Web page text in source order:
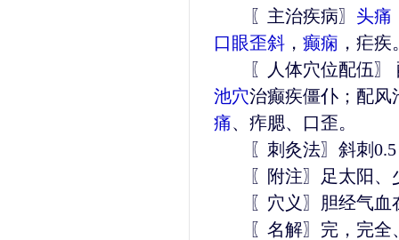
〖主治疾病〗 头痛
口眼歪斜 ， 癫痫 ，疟疾
〖人体穴位配伍〗
池穴治癫疾僵仆；配风
痛、痄腮、口歪。
〖刺灸法〗斜刺0.5
〖附注〗足太阳、
〖穴义〗胆经气血
〖名解〗完，完全